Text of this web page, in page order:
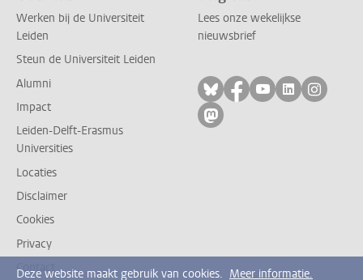
Werken bij de Universiteit
Leiden
Steun de Universiteit Leiden
Alumni
Impact
Leiden-Delft-Erasmus
Universities
Locaties
Disclaimer
Cookies
Privacy
Contact
Lees onze wekelijkse
nieuwsbrief
Volg ons op bluesky
Volg ons op
Volg ons op
Volg ons
Volg
Volg ons op mastodon
Deze website maakt gebruik van cookies. Meer informatie.